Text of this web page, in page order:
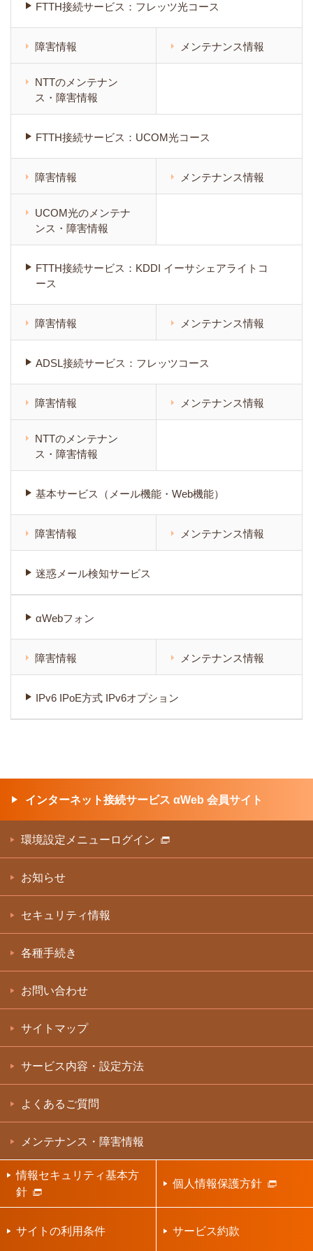
FTTH接続サービス：フレッツ光コース
障害情報 メンテナンス情報
NTTのメンテナン
ス・障害情報
FTTH接続サービス：UCOM光コース
障害情報 メンテナンス情報
UCOM光のメンテナ
ンス・障害情報
FTTH接続サービス：KDDI イーサシェアライトコ
ース
障害情報 メンテナンス情報
ADSL接続サービス：フレッツコース
障害情報 メンテナンス情報
NTTのメンテナン
ス・障害情報
基本サービス（メール機能・Web機能）
障害情報 メンテナンス情報
迷惑メール検知サービス
αWebフォン
障害情報 メンテナンス情報
IPv6 IPoE方式 IPv6オプション
インターネット接続サービス αWeb 会員サイト
環境設定メニューログイン
お知らせ
セキュリティ情報
各種手続き
お問い合わせ
サイトマップ
サービス内容・設定方法
よくあるご質問
メンテナンス・障害情報
情報セキュリティ基本方
針
個人情報保護方針
サイトの利用条件 サービス約款